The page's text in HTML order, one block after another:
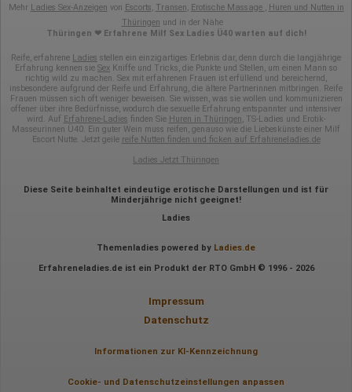
Geografischer Standort
Mausbewegungen
Referrer URL
Bildschirmauflösung
Eindeutige Gerätekennung
Sprachinformationen
Gerätebestriebssystem
Browser-Typ
Klicks
Domain-Name
Eindeutige Benutzerkennung
Ort der Verarbeitung:
Art. 6 Abs. 1 S. 1 lit. a DSGVO
Mehr Ladies Sex-Anzeigen von Escorts, Transen, Erotische Massage , Huren und Nutten in
Thüringen und in der Nähe
Thüringen ❤ Erfahrene Milf Sex Ladies Ü40 warten auf dich!
Reife, erfahrene Ladies stellen ein einzigartiges Erlebnis dar, denn durch die langjährige
Erfahrung kennen sie Sex Kniffe und Tricks, die Punkte und Stellen, um einen Mann so
richtig wild zu machen. Sex mit erfahrenen Frauen ist erfüllend und bereichernd,
insbesondere aufgrund der Reife und Erfahrung, die ältere Partnerinnen mitbringen. Reife
Frauen müssen sich oft weniger beweisen. Sie wissen, was sie wollen und kommunizieren
offener über ihre Bedürfnisse, wodurch die sexuelle Erfahrung entspannter und intensiver
wird. Auf Erfahrene-Ladies finden Sie Huren in Thüringen, TS-Ladies und Erotik-
Masseurinnen Ü40. Ein guter Wein muss reifen, genauso wie die Liebeskünste einer Milf
Escort Nutte. Jetzt geile reife Nutten finden und ficken auf Erfahreneladies.de
Ladies Jetzt Thüringen
Diese Seite beinhaltet eindeutige erotische Darstellungen und ist für
Minderjährige nicht geeignet!
Ladies
Themenladies powered by Ladies.de
Erfahreneladies.de ist ein Produkt der RTO GmbH © 1996 - 2026
Impressum
Datenschutz
Informationen zur KI-Kennzeichnung
Cookie- und Datenschutzeinstellungen anpassen